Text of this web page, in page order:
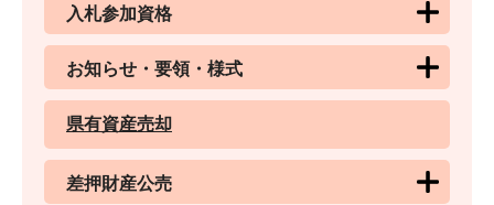
入札参加資格
お知らせ・要領・様式
県有資産売却
差押財産公売